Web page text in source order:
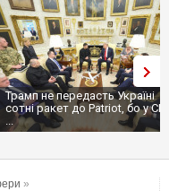
Трамп не передасть Україні
сотні ракет до Patriot, бо у
...
»